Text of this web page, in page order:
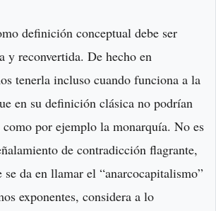
definición conceptual debe ser
y reconvertida. De hecho en
tenerla incluso cuando funciona a la
en su definición clásica no podrían
por ejemplo la monarquía. No es
de contradicción flagrante,
se da en llamar el “anarcocapitalismo”
exponentes, considera a lo